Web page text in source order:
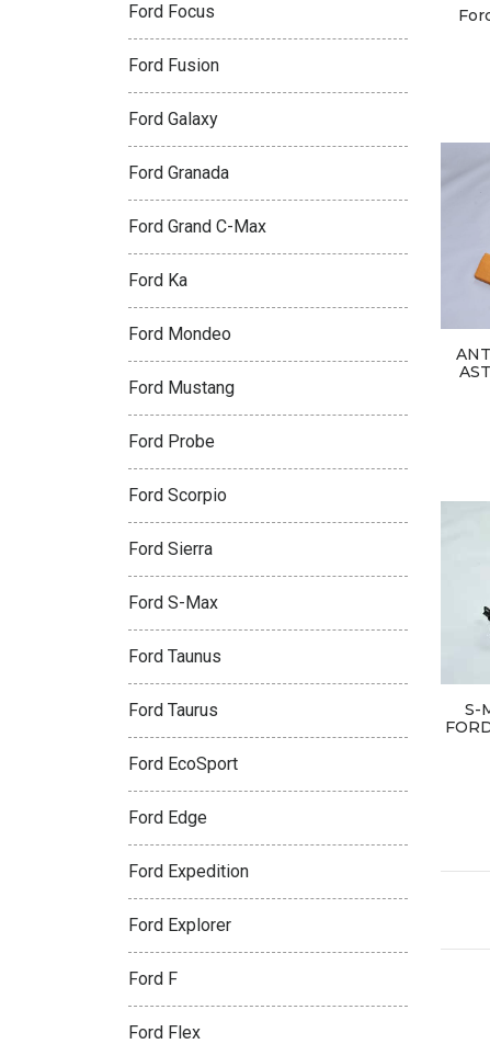
S-
Ford Focus
Ford Fusion
Ford Galaxy
Ford Granada
Ford Grand C-Max
Ford Ka
Ford Mondeo
Ford Mustang
Ford Probe
Ford Scorpio
Ford Sierra
Ford S-Max
Ford Taunus
Ford Taurus
Ford EcoSport
Ford Edge
Ford Expedition
Ford Explorer
Ford F
Ford Flex